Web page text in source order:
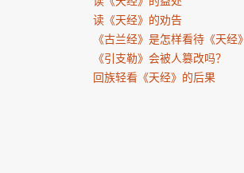
读《天经》的劝告
《古兰经》是怎样看待《天经》
《引支勒》会被人篡改吗？
回族轻看《天经》的后果